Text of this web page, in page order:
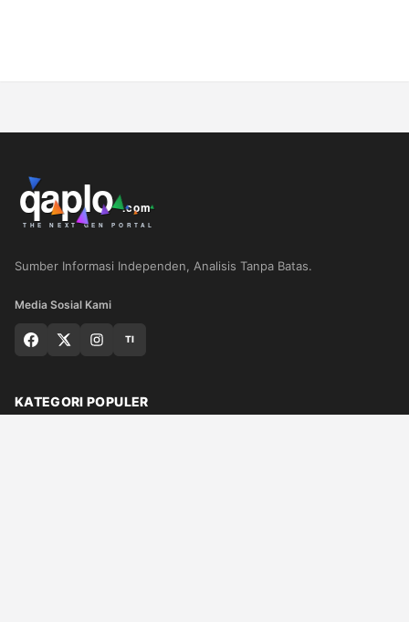
Sumber Informasi Independen, Analisis Tanpa Batas.
Media Sosial Kami
TI
KATEGORI POPULER